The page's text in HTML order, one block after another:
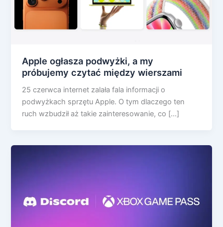
Apple ogłasza podwyżki, a my
próbujemy czytać między wierszami
25 czerwca internet zalała fala informacji o
podwyżkach sprzętu Apple. O tym dlaczego ten
ruch wzbudził aż takie zainteresowanie, co […]